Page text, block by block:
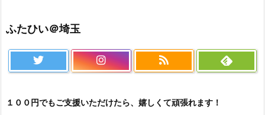
ふたひい＠埼玉
１００円でもご支援いただけたら、嬉しくて頑張れます！